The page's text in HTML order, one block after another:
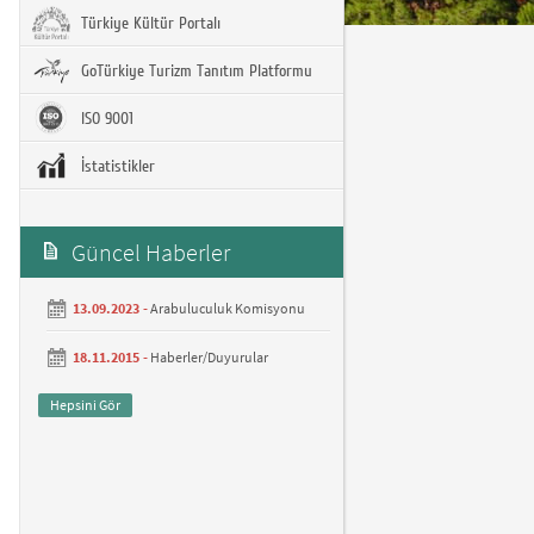
Türkiye Kültür Portalı
GoTürkiye Turizm Tanıtım Platformu
ISO 9001
İstatistikler
Güncel Haberler
13.09.2023 -Arabuluculuk Komisyonu
18.11.2015 - Haberler/Duyurular
Hepsini Gör